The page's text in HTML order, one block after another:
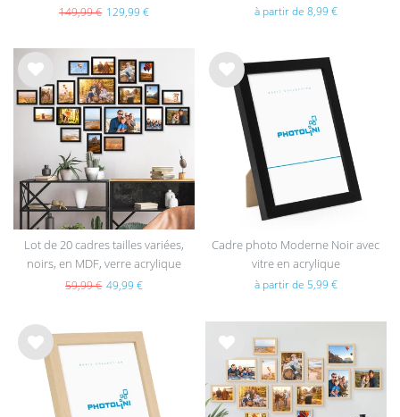
13x18, 15x20 et 21x30 cm
149,99 € 129,99 € à partir de 8,99 €
List
e de
sou
Lot de 20 cadres tailles variées,
noirs, en MDF, verre acrylique
59,99 € 49,99 €
List
e de
Cadre photo Moderne Noir avec
vitre en acrylique
à partir de 5,99 €
List
List
e de
sou
hait